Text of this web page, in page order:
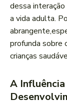
dessa
a vida adulta.
profunda ⁢sobre
crianças
A